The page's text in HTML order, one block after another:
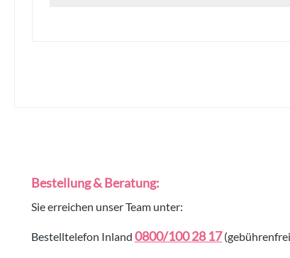
Bestellung & Beratung:
Sie erreichen unser Team unter:
Bestelltelefon Inland 0800/100 28 17